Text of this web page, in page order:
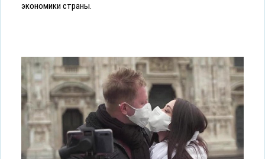
экономики страны.